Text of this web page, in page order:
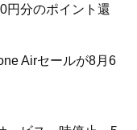
円分のポイント還
Airセールが8月6